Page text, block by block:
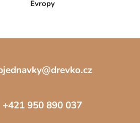
Evropy
@drevko.cz
+421 950 890 037